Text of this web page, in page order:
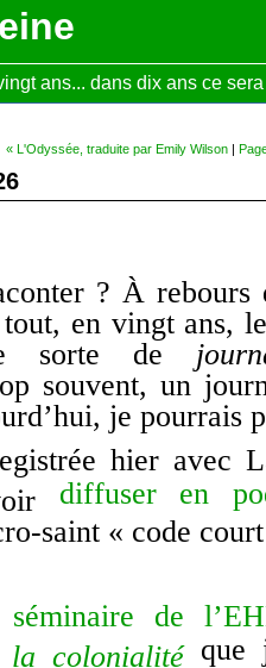
ans... dans dix ans ce
« L'Odyssée, traduite par Emily Wilson|
? À
en vingt ans,
sorte de
souvent, un
je pourrais
hier avec
diffuser en
saint « code
séminaire de
la colonialitéque